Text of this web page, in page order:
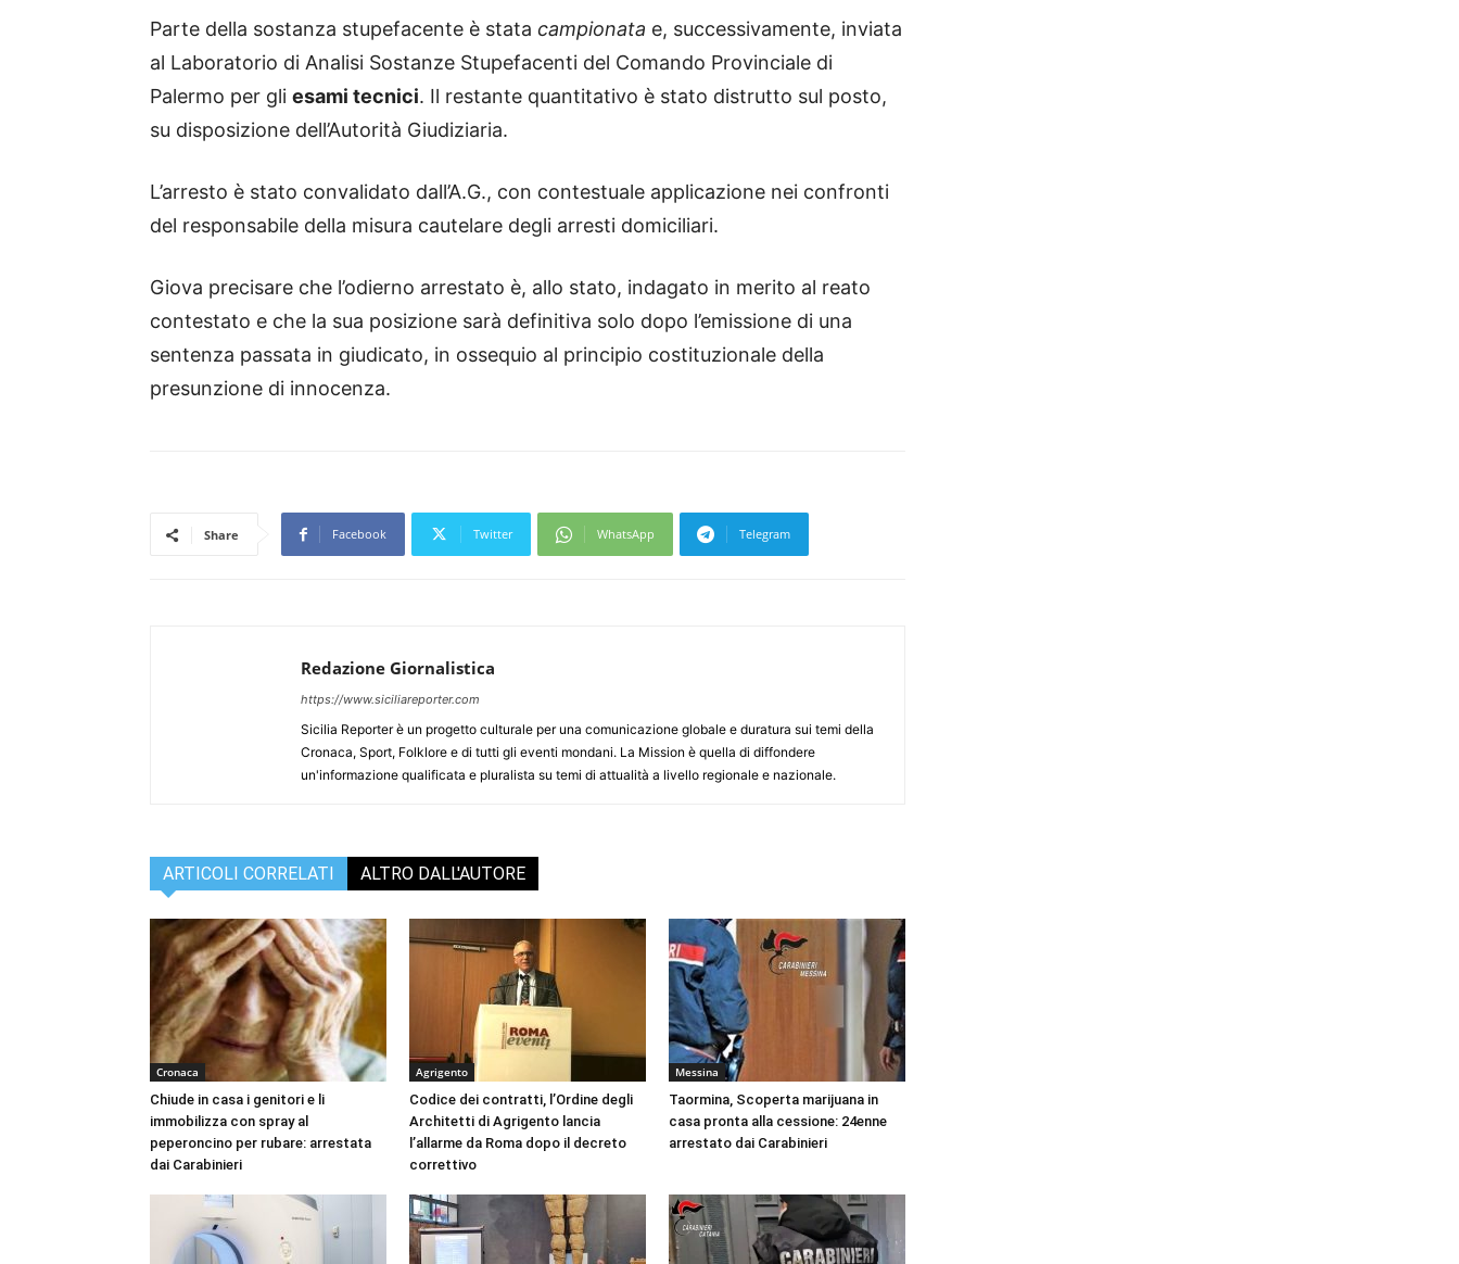
Parte della sostanza stupefacente è stata campionata e, successivamente, inviata
al Laboratorio di Analisi Sostanze Stupefacenti del Comando Provinciale di
Palermo per gli esami tecnici. Il restante quantitativo è stato distrutto sul posto,
su disposizione dell’Autorità Giudiziaria.
L’arresto è stato convalidato dall’A.G., con contestuale applicazione nei confronti
del responsabile della misura cautelare degli arresti domiciliari.
Giova precisare che l’odierno arrestato è, allo stato, indagato in merito al reato
contestato e che la sua posizione sarà definitiva solo dopo l’emissione di una
sentenza passata in giudicato, in ossequio al principio costituzionale della
presunzione di innocenza.
Share Facebook Twitter WhatsApp Telegram
Redazione Giornalistica
https://www.siciliareporter.com
Sicilia Reporter è un progetto culturale per una comunicazione globale e duratura sui temi della
Cronaca, Sport, Folklore e di tutti gli eventi mondani. La Mission è quella di diffondere
un'informazione qualificata e pluralista su temi di attualità a livello regionale e nazionale.
ARTICOLI CORRELATI ALTRO DALL'AUTORE
Cronaca
Chiude in casa i genitori e li
immobilizza con spray al
peperoncino per rubare: arrestata
dai Carabinieri
Agrigento
Codice dei contratti, l’Ordine degli
Architetti di Agrigento lancia
l’allarme da Roma dopo il decreto
correttivo
Messina
Taormina, Scoperta marijuana in
casa pronta alla cessione: 24enne
arrestato dai Carabinieri